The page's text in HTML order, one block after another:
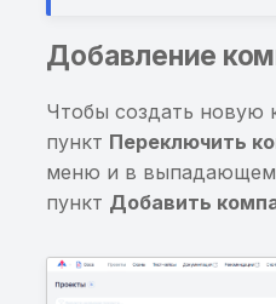
Добавление
Чтобы создать новую
пункт Переключить
меню и в
пункт Добавить